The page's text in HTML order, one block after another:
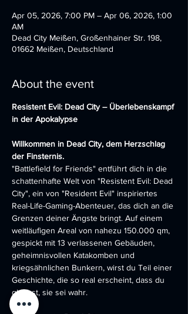
Apr 05, 2026, 7:00 PM – Apr 06, 2026, 1:00
AM
Dead City Meißen, Großenhainer Str. 198,
01662 Meißen, Deutschland
About the event
Resistent Evil: Dead City – Überlebenskampf
in der Apokalypse
Willkommen in Dead City, dem Herzschlag
der Finsternis.
"Battlefield for Friends" entführt dich in die
schattenhafte Welt von "Resistent Evil: Dead
City", ein von "Resident Evil" inspiriertes
Real-Life-Gaming-Abenteuer, das dich an die
Grenzen deiner Ängste bringt. Auf einem
weitläufigen Areal von nahezu 150.000 qm,
gespickt mit 13 verlassenen Gebäuden,
geheimnisvollen Katakomben und
kriegsähnlichen Bunkern, wirst du Teil einer
Geschichte, die so real erscheint, dass du
glaubst, sie sei wahr.